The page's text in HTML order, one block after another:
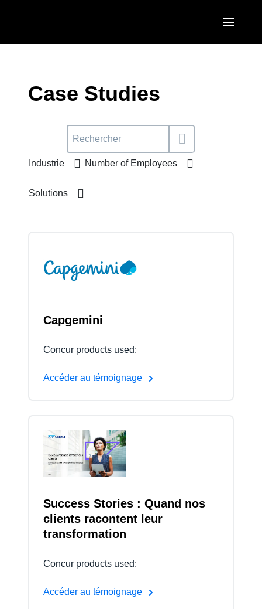
United States (English)
Canada (Français)
México (Español)
EUROPE
France (Français)
Deutschland (Deutsch)
Denmark (English)
ASIA PACIFIC
Australia (English)
Case Studies
Industrie Number of Employees
Solutions
Capgemini
Concur products used:
Accéder au témoignage
Success Stories : Quand nos
clients racontent leur
transformation
Concur products used:
Accéder au témoignage